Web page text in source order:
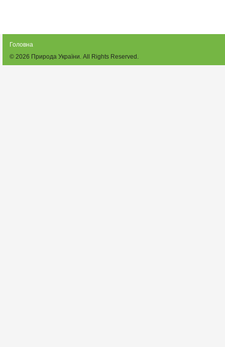
Головна
© 2026 Природа України. All Rights Reserved.